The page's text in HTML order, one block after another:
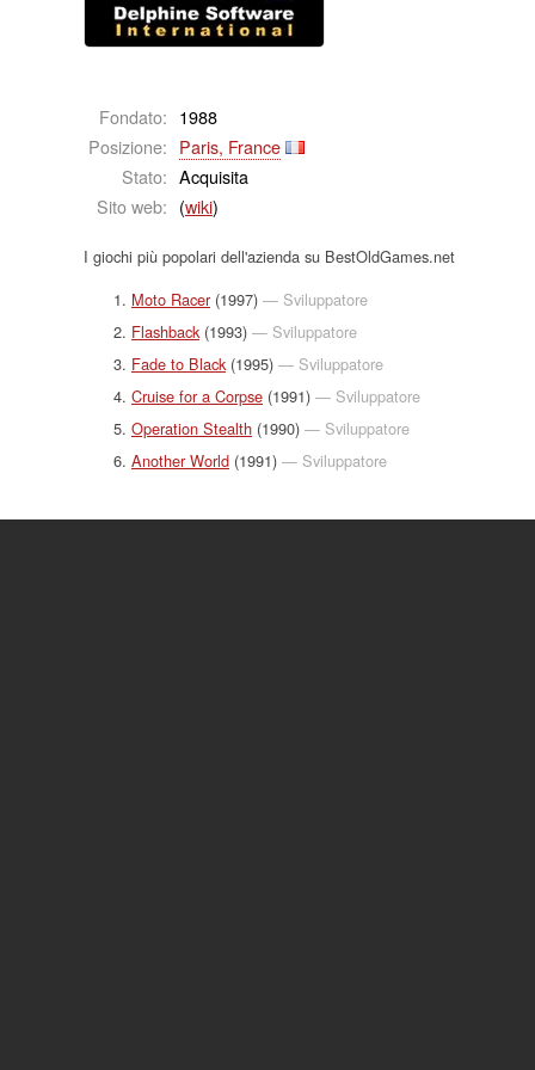
Fondato: 1988
Posizione: Paris, France
Stato: Acquisita
Sito web: (wiki)
I giochi più popolari dell'azienda su BestOldGames.net
Moto Racer(1997) — Sviluppatore
Flashback (1993) — Sviluppatore
Fade to Black (1995) — Sviluppatore
Cruise for a Corpse (1991) — Sviluppatore
Operation Stealth (1990) — Sviluppatore
Another World (1991) — Sviluppatore